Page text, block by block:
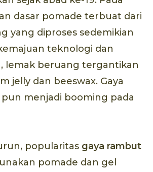
dasar pomade terbuat dari
yang diproses sedemikian
teknologi dan
lemak beruang tergantikan
jelly dan beeswax. Gaya
menjadi booming pada
popularitas gaya rambut
pomade dan gel